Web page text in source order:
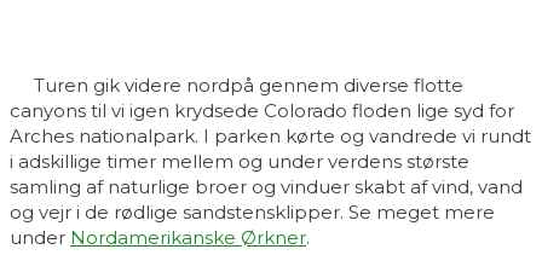
Turen gik videre nordpå gennem diverse flotte
canyons til vi igen krydsede Colorado floden lige syd for
Arches nationalpark. I parken kørte og vandrede vi rundt
i adskillige timer mellem og under verdens største
samling af naturlige broer og vinduer skabt af vind, vand
og vejr i de rødlige sandstensklipper. Se meget mere
under Nordamerikanske Ørkner.